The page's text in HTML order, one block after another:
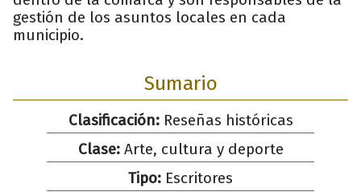
gestión de los asuntos locales en cada
municipio.
Sumario
Clasificación:Reseñas históricas
Clase:Arte, cultura y deporte
Tipo: Escritores